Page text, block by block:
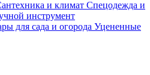
и климат Спецодежда и
инструмент
для сада и огорода Уцененные